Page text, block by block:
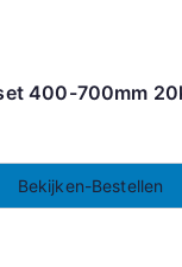
400-700mm
Bekijken-Bestellen